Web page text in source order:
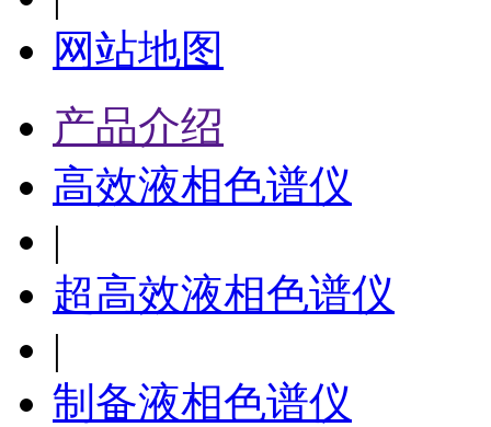
网站地图
产品介绍
高效液相色谱仪
|
超高效液相色谱仪
|
制备液相色谱仪